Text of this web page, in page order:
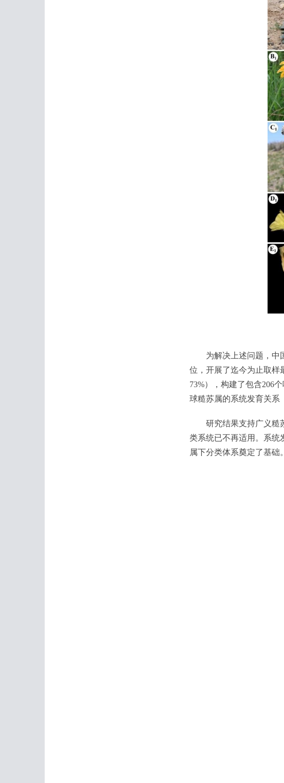
为解决上述问题，中国
位，开展了迄今为止取样
73%），构建了包含206
球糙苏属的系统发育关系
研究结果支持广义糙苏
类系统已不再适用。系统
属下分类体系奠定了基础